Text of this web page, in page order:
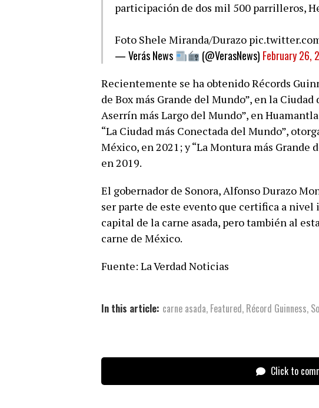
participación de dos mil 500 parrilleros,
Foto Shele Miranda/Durazo
— Verás News (@VerasNews) February 26,
Recientemente se ha obtenido Récords
de Box más Grande del Mundo”, en la
Aserrín más Largo del Mundo”, en
“La Ciudad más Conectada del Mundo”,
México, en 2021; y “La Montura más Grande
en 2019.
El gobernador de Sonora, Alfonso Durazo
ser parte de este evento que certifica a
capital de la carne asada, pero también al
carne de México.
Fuente: La Verdad Noticias
In this article: carne asada, Featured, Récord Guinness,
Click to